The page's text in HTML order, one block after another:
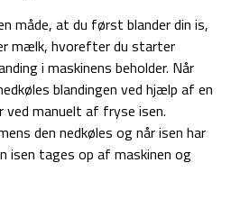
måde, at du først blander din is,
mælk, hvorefter du starter
i maskinens beholder. Når
blandingen ved hjælp af en
ved manuelt af fryse isen.
den nedkøles og når isen har
isen tages op af maskinen og